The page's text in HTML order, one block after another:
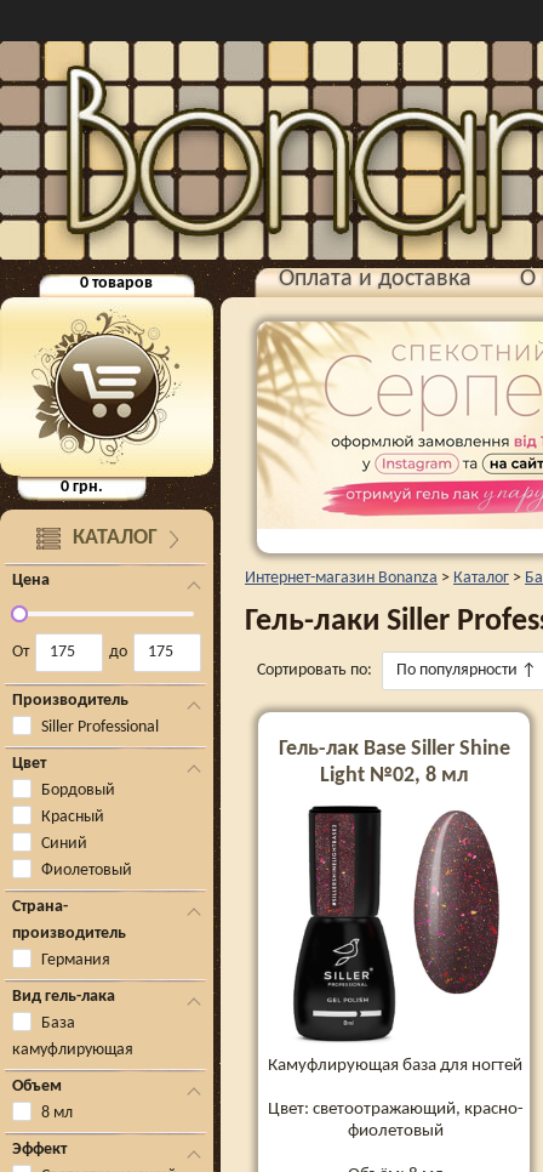
0товаров
0грн.
КАТАЛОГ
Цена
От до
Производитель
Siller Professional
Цвет
Бордовый
Красный
Синий
Фиолетовый
Страна-
производитель
Германия
Вид гель-лака
База
камуфлирующая
Объем
8 мл
Эффект
Оплата и доставка О
Интернет-магазин Bonanza > Каталог >
Гель-лаки Siller
Сортировать по: По популярности ↑
Гель-лак Base Siller Shine
Light №02, 8 мл
Камуфлирующая база для ногтей
Цвет: светоотражающий, красно-
фиолетовый